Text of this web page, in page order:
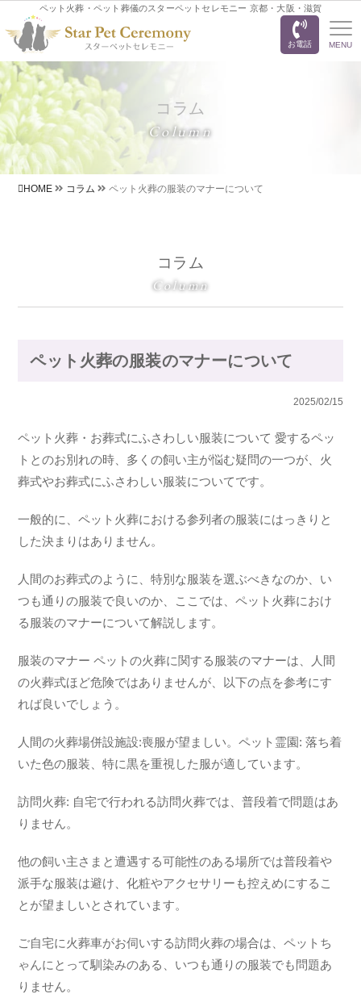
ペット火葬・ペット葬儀のスターペットセレモニー 京都・大阪・滋賀
お電話 MENU
コラム
Column
HOME コラム ペット火葬の服装のマナーについて
コラム
Column
ペット火葬の服装のマナーについて
2025/02/15
ペット火葬・お葬式にふさわしい服装について 愛するペッ
トとのお別れの時、多くの飼い主が悩む疑問の一つが、火
葬式やお葬式にふさわしい服装についてです。
一般的に、ペット火葬における参列者の服装にはっきりと
した決まりはありません。
人間のお葬式のように、特別な服装を選ぶべきなのか、い
つも通りの服装で良いのか、ここでは、ペット火葬におけ
る服装のマナーについて解説します。
服装のマナー ペットの火葬に関する服装のマナーは、人間
の火葬式ほど危険ではありませんが、以下の点を参考にす
れば良いでしょう。
人間の火葬場併設施設:喪服が望ましい。ペット霊園: 落ち着
いた色の服装、特に黒を重視した服が適しています。
訪問火葬: 自宅で行われる訪問火葬では、普段着で問題はあ
りません。
他の飼い主さまと遭遇する可能性のある場所では普段着や
派手な服装は避け、化粧やアクセサリーも控えめにするこ
とが望ましいとされています。
ご自宅に火葬車がお伺いする訪問火葬の場合は、ペットち
ゃんにとって馴染みのある、いつも通りの服装でも問題あ
りません。